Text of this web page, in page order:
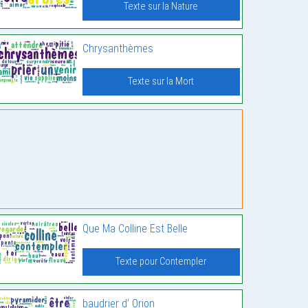
Texte sur la Nature
Chrysanthèmes
Texte sur la Mort
Que Ma Colline Est Belle
Texte pour Contempler
baudrier d’ Orion